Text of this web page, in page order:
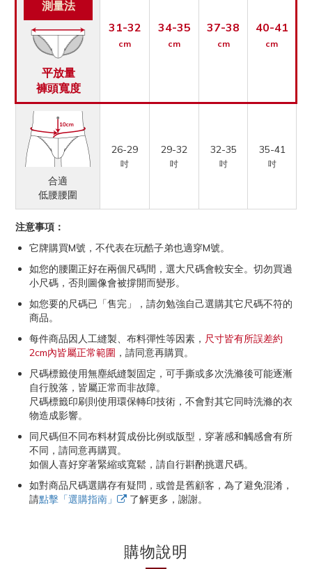
測量法
平放量
褲頭寬度
31-32
cm
34-35
cm
37-38
cm
40-41
cm
合適
低腰腰圍
26-29
吋
29-32
吋
32-35
吋
35-41
吋
注意事項：
它牌購買M號，不代表在玩酷子弟也適穿M號。
如您的腰圍正好在兩個尺碼間，選大尺碼會較安全。切勿買過
小尺碼，否則圖像會被撐開而變形。
如您要的尺碼已「售完」，請勿勉強自己選購其它尺碼不符的
商品。
每件商品因人工縫製、布料彈性等因素， 尺寸皆有所誤差約
2cm內皆屬正常範圍 ，請同意再購買。
尺碼標籤使用無塵紙縫製固定，可手撕或多次洗滌後可能逐漸
自行脫落，皆屬正常而非故障。
尺碼標籤印刷則使用環保轉印技術，不會對其它同時洗滌的衣
物造成影響。
同尺碼但不同布料材質成份比例或版型，穿著感和觸感會有所
不同，請同意再購買。
如個人喜好穿著緊縮或寬鬆，請自行斟酌挑選尺碼。
如對商品尺碼選購存有疑問，或曾是舊顧客，為了避免混淆，
請點擊「選購指南」 了解更多，謝謝。
購物說明